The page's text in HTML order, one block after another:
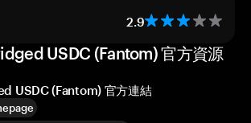
2.9
USDC (Fantom) 官方資源
USDC (Fantom) 官方連結